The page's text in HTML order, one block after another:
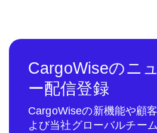
CargoWiseのニ
ー配信登録
CargoWiseの新機能や顧
よび当社グローバルチー